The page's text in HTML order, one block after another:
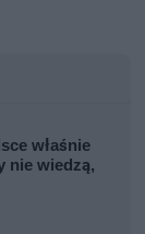
właśnie
nie wiedzą,